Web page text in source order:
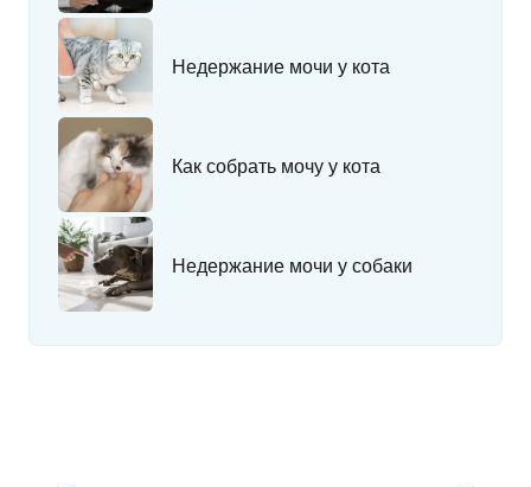
Недержание мочи у кота
Как собрать мочу у кота
Недержание мочи у собаки